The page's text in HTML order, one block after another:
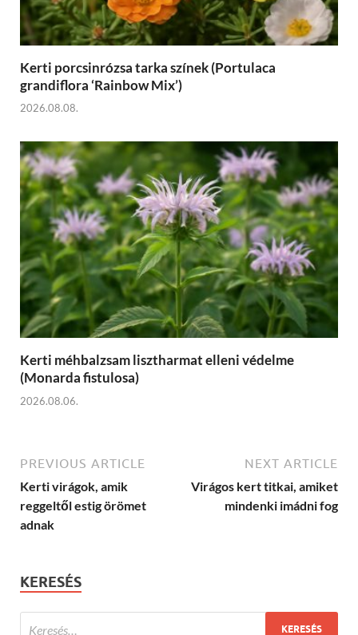
Kerti porcsinrózsa tarka színek (Portulaca
grandiflora ‘Rainbow Mix’)
2026.08.08.
Kerti méhbalzsam lisztharmat elleni védelme
(Monarda fistulosa)
2026.08.06.
PREVIOUS ARTICLE
Kerti virágok, amik
reggeltől estig örömet
adnak
NEXT ARTICLE
Virágos kert titkai, amiket
mindenki imádni fog
KERESÉS